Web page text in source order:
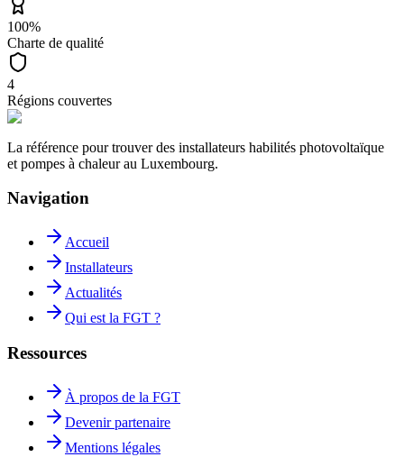
100%
Charte de qualité
4
Régions couvertes
La référence pour trouver des installateurs habilités photovoltaïque
et pompes à chaleur au Luxembourg.
Navigation
Accueil
Installateurs
Actualités
Qui est la FGT ?
Ressources
À propos de la FGT
Devenir partenaire
Mentions légales